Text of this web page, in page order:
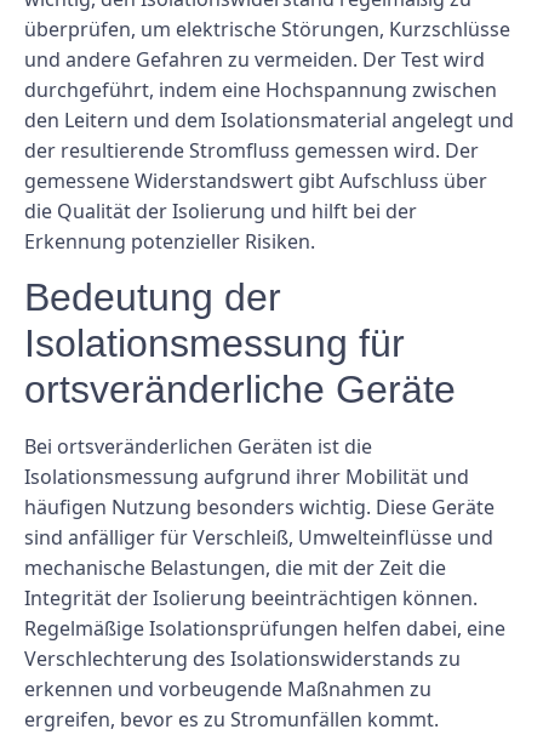
überprüfen, um elektrische Störungen, Kurzschlüsse
und andere Gefahren zu vermeiden. Der Test wird
durchgeführt, indem eine Hochspannung zwischen
den Leitern und dem Isolationsmaterial angelegt und
der resultierende Stromfluss gemessen wird. Der
gemessene Widerstandswert gibt Aufschluss über
die Qualität der Isolierung und hilft bei der
Erkennung potenzieller Risiken.
Bedeutung der
Isolationsmessung für
ortsveränderliche Geräte
Bei ortsveränderlichen Geräten ist die
Isolationsmessung aufgrund ihrer Mobilität und
häufigen Nutzung besonders wichtig. Diese Geräte
sind anfälliger für Verschleiß, Umwelteinflüsse und
mechanische Belastungen, die mit der Zeit die
Integrität der Isolierung beeinträchtigen können.
Regelmäßige Isolationsprüfungen helfen dabei, eine
Verschlechterung des Isolationswiderstands zu
erkennen und vorbeugende Maßnahmen zu
ergreifen, bevor es zu Stromunfällen kommt.